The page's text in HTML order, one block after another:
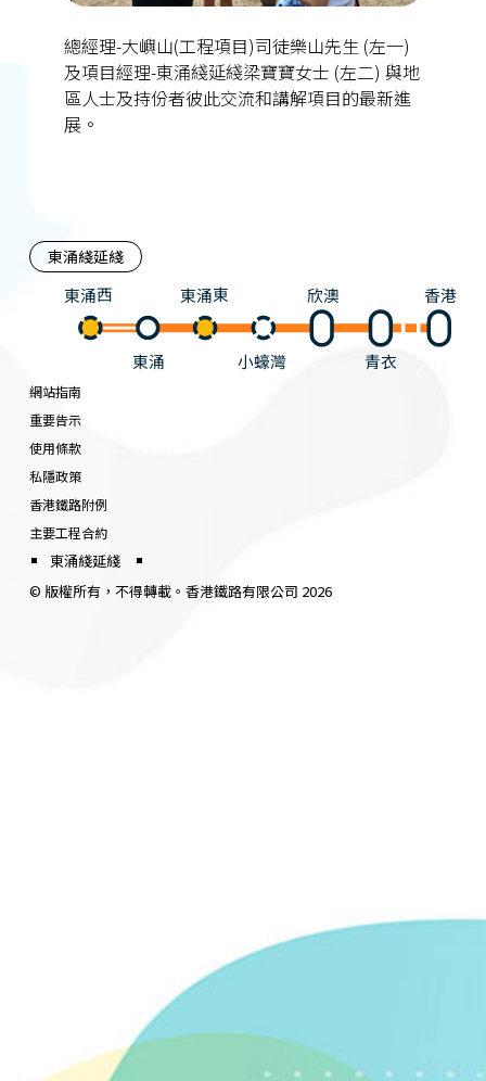
總經理-大嶼山(工程項目)司徒樂山先生 (左一)
及項目經理-東涌綫延綫梁寶寶女士 (左二) 與地
區人士及持份者彼此交流和講解項目的最新進
展。
東涌綫延綫
東涌
東涌東
東涌西 欣澳
青衣
香港
小蠔灣
網站指南
重要告示
使用條款
私隱政策
香港鐵路附例
主要工程合約
東涌綫延綫
© 版權所有，不得轉載。香港鐵路有限公司 2026